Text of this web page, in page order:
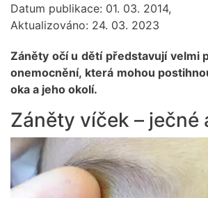
Datum publikace: 01. 03. 2014,
Aktualizováno: 24. 03. 2023
Záněty očí u dětí představují velmi
onemocnění, která mohou
oka a jeho okolí.
Záněty víček – ječné
Obrázek